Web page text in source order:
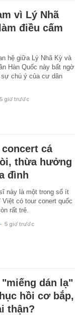
vì Lý Nhã
điều cấm
hệ giữa Lý Nhã Kỳ và
Hàn Quốc này bất ngờ
sự chú ý của cư dân
5 giờ trước
cá
thừa hưởng
đình
này là một trong số ít
Việt có tour conert quốc
rất trẻ.
- 5 giờ trước
"miếng dán lạ"
hồi cơ bắp,
thận?